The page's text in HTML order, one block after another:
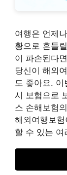
여행은 언제
황으로 흔들
이 파손된다
당신이 해외
도 좋아요.
시 보험으로
스 손해보험
해외여행보
할 수 있는